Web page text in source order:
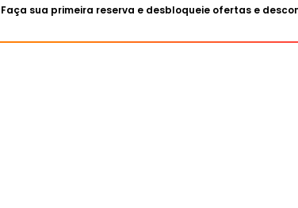
Faça sua primeira reserva e desbloqueie ofertas e